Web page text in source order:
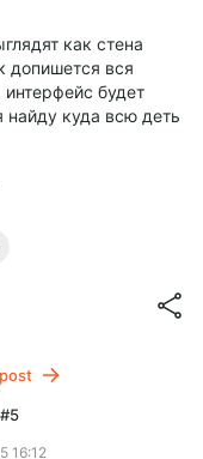
как стена
допишется вся
будет
найду куда всю деть
16:12